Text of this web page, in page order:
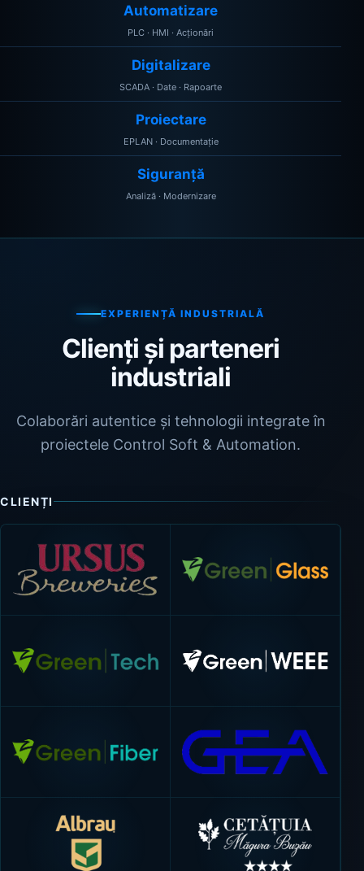
Automatizare
PLC · HMI · Acționări
Digitalizare
SCADA · Date · Rapoarte
Proiectare
EPLAN · Documentație
Siguranță
Analiză · Modernizare
EXPERIENȚĂ INDUSTRIALĂ
Clienți și parteneri
industriali
Colaborări autentice și tehnologii integrate în
proiectele Control Soft & Automation.
CLIENȚI